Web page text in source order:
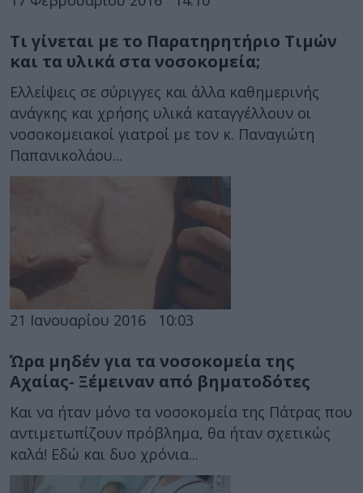
Τι γίνεται με το Παρατηρητήριο Τιμών
και τα υλικά στα νοσοκομεία;
Ελλείψεις σε σύριγγες και άλλα καθημερινής
ανάγκης και χρήσης υλικά καταγγέλλουν οι
νοσοκομειακοί γιατροί με τον κ. Παναγιώτη
Παπανικολάου...
21 Ιανουαρίου 2016 10:03
Ώρα μηδέν για τα νοσοκομεία της
Αχαίας- Ξέμειναν από βηματοδότες
Και να ήταν μόνο τα νοσοκομεία της Πάτρας που
αντιμετωπίζουν πρόβλημα, θα ήταν σχετικώς
καλά! Εδώ και δυο χρόνια...